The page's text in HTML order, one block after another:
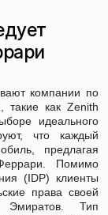
компании по
такие как Zenith
идеального
что каждый
предлагая
Помимо
(IDP) клиенты
права своей
Эмиратов. Тип